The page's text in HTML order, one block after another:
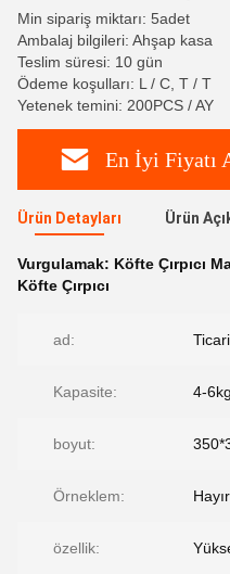
Min sipariş miktarı: 5adet
Ambalaj bilgileri: Ahşap kasa
Teslim süresi: 10 gün
Ödeme koşulları: L / C, T / T
Yetenek temini: 200PCS / AY
En İyi Fiyatı
Ürün Detayları Ürün
Vurgulamak: Köfte Çırpıcı
Köfte Çırpıcı
ad:
Kapasite: 4-
boyut:
Örneklem: Hayır
özellik: